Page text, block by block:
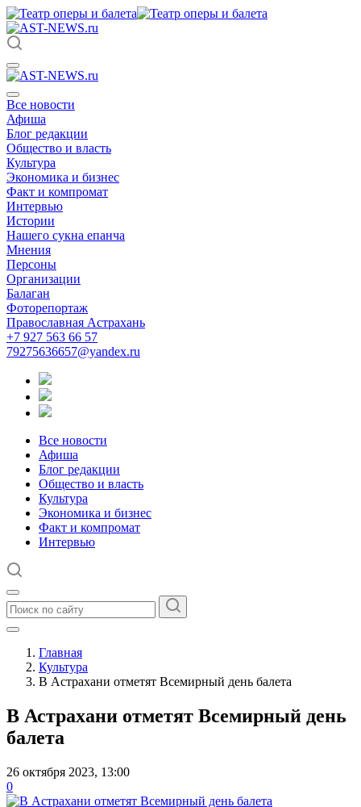
Все новости
Афиша
Блог редакции
Общество и власть
Культура
Экономика и бизнес
Факт и компромат
Интервью
Истории
Нашего сукна епанча
Мнения
Персоны
Организации
Балаган
Фоторепортаж
Православная Астрахань
+7 927 563 66 57
79275636657@yandex.ru
Все новости
Афиша
Блог редакции
Общество и власть
Культура
Экономика и бизнес
Факт и компромат
Интервью
Главная
Культура
В Астрахани отметят Всемирный день балета
В Астрахани отметят Всемирный день
балета
26 октября 2023, 13:00
0